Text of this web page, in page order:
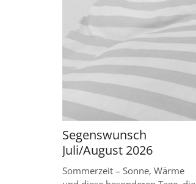
Segenswunsch
Juli/August 2026
Sommerzeit – Sonne, Wärme